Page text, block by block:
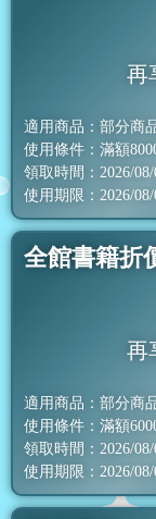
再
適用商品：部分商
使用條件：滿額
領取時間：2026/08/
使用期限：2026/08/
全館書籍折
再
適用商品：部分商
使用條件：滿額
領取時間：2026/08/
使用期限：2026/08/